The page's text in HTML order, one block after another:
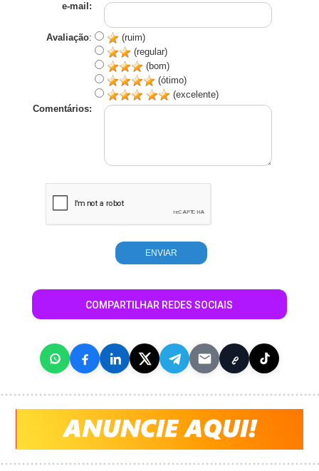
e-mail:
Avaliação:
(ruim)
(regular)
(bom)
(ótimo)
(excelente)
Comentários:
COMPARTILHAR REDES SOCIAIS